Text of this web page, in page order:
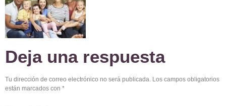
Deja una respuesta
Tu dirección de correo electrónico no será publicada. Los campos obligatorios
están marcados con *